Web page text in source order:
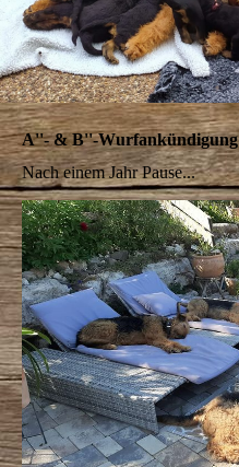
A''- & B''-Wurfankündigung
Nach einem Jahr Pause...